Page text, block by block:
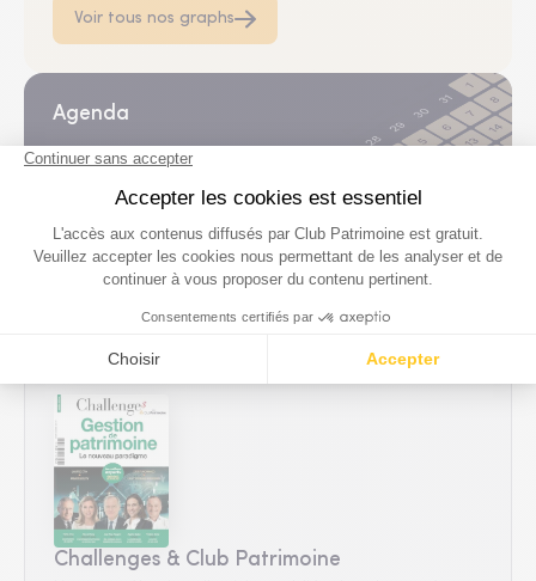
Voir tous nos graphs
Agenda
Un outil pratique mis à votre disposition pour
découvrir et vous inscrire aux prochains événements
de nos partenaires : webinars, roadshow, formations,
etc.
Voir notre agenda
Challenges & Club Patrimoine